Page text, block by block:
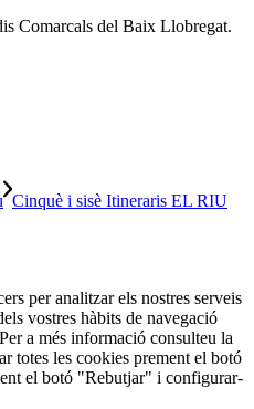
Comarcals del Baix Llobregat.
Cinquè i sisè Itineraris EL RIU
per analitzar els nostres serveis
vostres hàbits de navegació
a més informació consulteu la
totes les cookies prement el botó
el botó "Rebutjar" i configurar-